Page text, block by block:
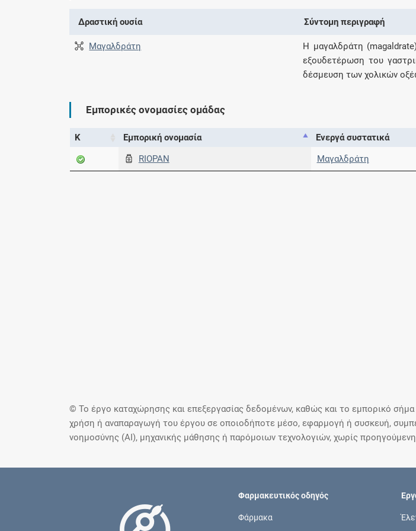
πορείας του Galinos.gr από το
Δραστική ουσία Σύντομη περιγραφή
Μαγαλδράτη
Η μαγαλδράτη
εξουδετέρωση του
δέσμευση των χολικών
Εμπορικές ονομασίες ομάδας
Κ Εμπορική ονομασία Ενεργά συστατικά
RIOPAN
Μαγαλδράτη
© Το έργο καταχώρησης και επεξεργασίας δεδομένων, καθώς και το εμπορικό
χρήση ή αναπαραγωγή του έργου σε οποιοδήποτε μέσο, εφαρμογή ή συσκευή,
νοημοσύνης (AI), μηχανικής μάθησης ή παρόμοιων τεχνολογιών, χωρίς
Φαρμακευτικός οδηγός
Φάρμακα